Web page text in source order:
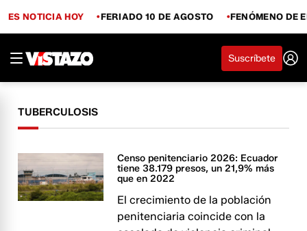
ES NOTICIA HOY FERIADO 10 DE AGOSTO FENÓMENO DE
Suscríbete
TUBERCULOSIS
Censo penitenciario 2026: Ecuador
tiene 38.179 presos, un 21,9% más
que en 2022
El crecimiento de la población
penitenciaria coincide con la